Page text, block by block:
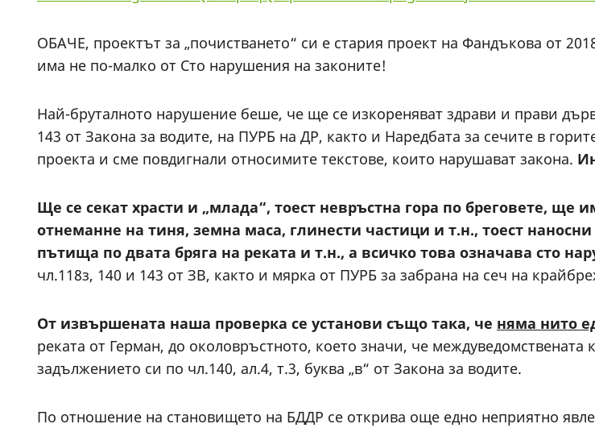
ОБАЧЕ, проектът за „почистването“ си е стария проект на Фандъкова от
има не по-малко от Сто нарушения на законите!
Най-бруталното нарушение беше, че ще се изкореняват здрави и прави
143 от Закона за водите, на ПУРБ на ДР, както и Наредбата за сечите в
проекта и сме повдигнали относимите текстове, които нарушават закона.
Ще се секат храсти и „млада“, тоест невръстна гора по бреговете, ще
отнеманне на тиня, земна маса, глинести частици и т.н., тоест
пътища по двата бряга на реката и т.н., а всичко това означава сто
чл.118з, 140 и 143 от ЗВ, както и мярка от ПУРБ за забрана на сеч на
От извършената наша проверка се установи също така, че няма нито
реката от Герман, до околовръстното, което значи, че
задължението си по чл.140, ал.4, т.3, буква „в“ от Закона за водите.
По отношение на становището на БДДР се открива още едно неприятно